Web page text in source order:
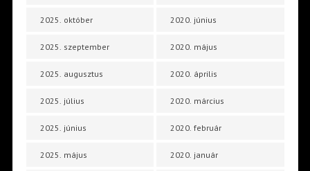
2025. október
2025. szeptember
2025. augusztus
2025. július
2025. június
2025. május
2020. június
2020. május
2020. április
2020. március
2020. február
2020. január